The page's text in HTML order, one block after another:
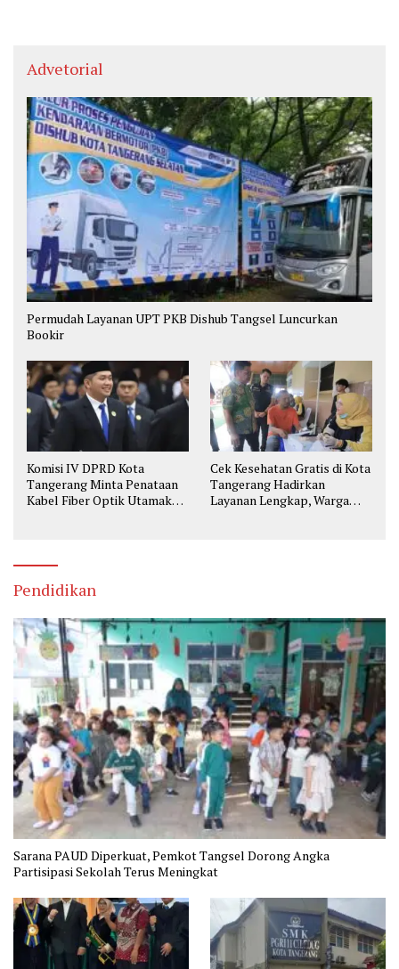
Advetorial
Permudah Layanan UPT PKB Dishub Tangsel Luncurkan
Bookir
Komisi IV DPRD Kota
Tangerang Minta Penataan
Kabel Fiber Optik Utamakan
Cek Kesehatan Gratis di Kota
Tangerang Hadirkan
Layanan Lengkap, Warga
Pendidikan
Sarana PAUD Diperkuat, Pemkot Tangsel Dorong Angka
Partisipasi Sekolah Terus Meningkat